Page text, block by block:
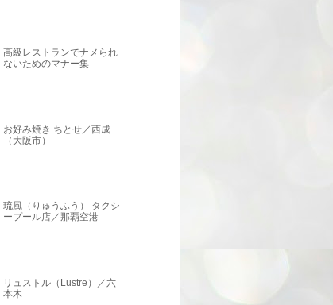
高級レストランでナメられ
ないためのマナー集
お好み焼き ちとせ／西成
（大阪市）
琉風（りゅうふう） タクシ
ープール店／那覇空港
リュストル（Lustre）／六
本木